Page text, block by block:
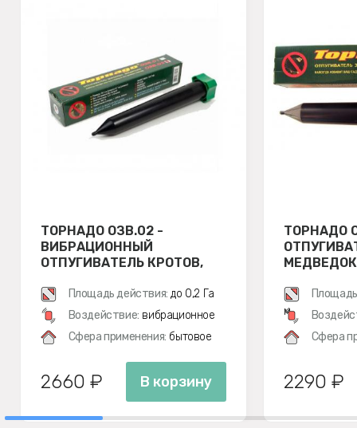
ТОРНАДО ОЗВ.02 -
ВИБРАЦИОННЫЙ
ОТПУГИВАТЕЛЬ КРОТОВ,
ПОЛЕВОКПлощадь действия: до 0,2 Га
Воздействие: вибрационное
Сфера применения: бытовое
2660 ₽ В корзину
ТОРНАДО
м
Сфера
2290 ₽